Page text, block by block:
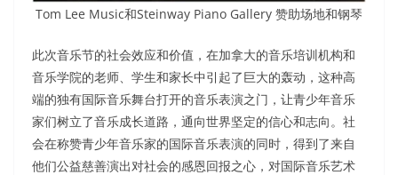
Tom Lee Music和Steinway Piano Gallery 赞助场地和钢琴
此次音乐节的社会效应和价值，在加拿大的音乐培训机构和
音乐学院的老师、学生和家长中引起了巨大的轰动，这种高
端的独有国际音乐舞台打开的音乐表演之门，让青少年音乐
家们树立了音乐成长道路，通向世界坚定的信心和志向。社
会在称赞青少年音乐家的国际音乐表演的同时，得到了来自
他们公益慈善演出对社会的感恩回报之心，对国际音乐艺术